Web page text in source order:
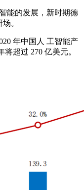
能的发展，新时期德
。
年中国人 工智能产
超过 270 亿美元。